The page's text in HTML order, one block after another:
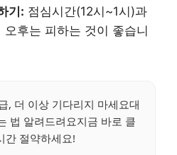
기: 점심시간(12시~1시)과
후는 피하는 것이 좋습니
, 더 이상 기다리지 마세요대
법 알려드려요지금 바로 클
간 절약하세요!